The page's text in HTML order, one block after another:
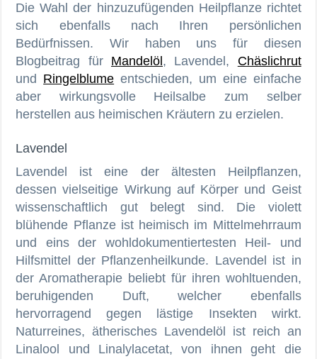
Die Wahl der hinzuzufügenden Heilpflanze richtet
sich ebenfalls nach Ihren persönlichen
Bedürfnissen. Wir haben uns für diesen
Blogbeitrag für Mandelöl , Lavendel, Chäslichrut
und Ringelblume entschieden, um eine einfache
aber wirkungsvolle Heilsalbe zum selber
herstellen aus heimischen Kräutern zu erzielen.
Lavendel
Lavendel ist eine der ältesten Heilpflanzen,
dessen vielseitige Wirkung auf Körper und Geist
wissenschaftlich gut belegt sind. Die violett
blühende Pflanze ist heimisch im Mittelmehrraum
und eins der wohldokumentiertesten Heil- und
Hilfsmittel der Pflanzenheilkunde. Lavendel ist in
der Aromatherapie beliebt für ihren wohltuenden,
beruhigenden Duft, welcher ebenfalls
hervorragend gegen lästige Insekten wirkt.
Naturreines, ätherisches Lavendelöl ist reich an
Linalool und Linalylacetat, von ihnen geht die